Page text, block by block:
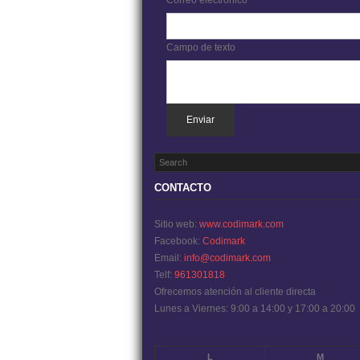
Campo de texto
Enviar
CONTACTO
Sitio web: www.codimark.com
Facebook: Codimark
Email: info@codimark.com
Telf: 961301818
Ofrecemos atención al cliente directa
Lunes a Viernes: 9:00 a 14:00 y 17:00 a 20:00
L M